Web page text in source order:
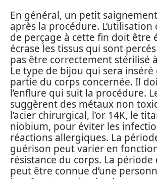
En général, un petit
après la procédure. L’utilisation
de perçage à cette fin doit être
écrase les tissus qui sont
pas être correctement stérilisé
Le type de bijou qui sera inséré
partie du corps concernée. Il
l’enflure qui suit la procédure.
suggèrent des métaux non
l’acier chirurgical, l’or 14K, le
niobium, pour éviter les
réactions allergiques. La
guérison peut varier en
résistance du corps. La
peut être connue d’une